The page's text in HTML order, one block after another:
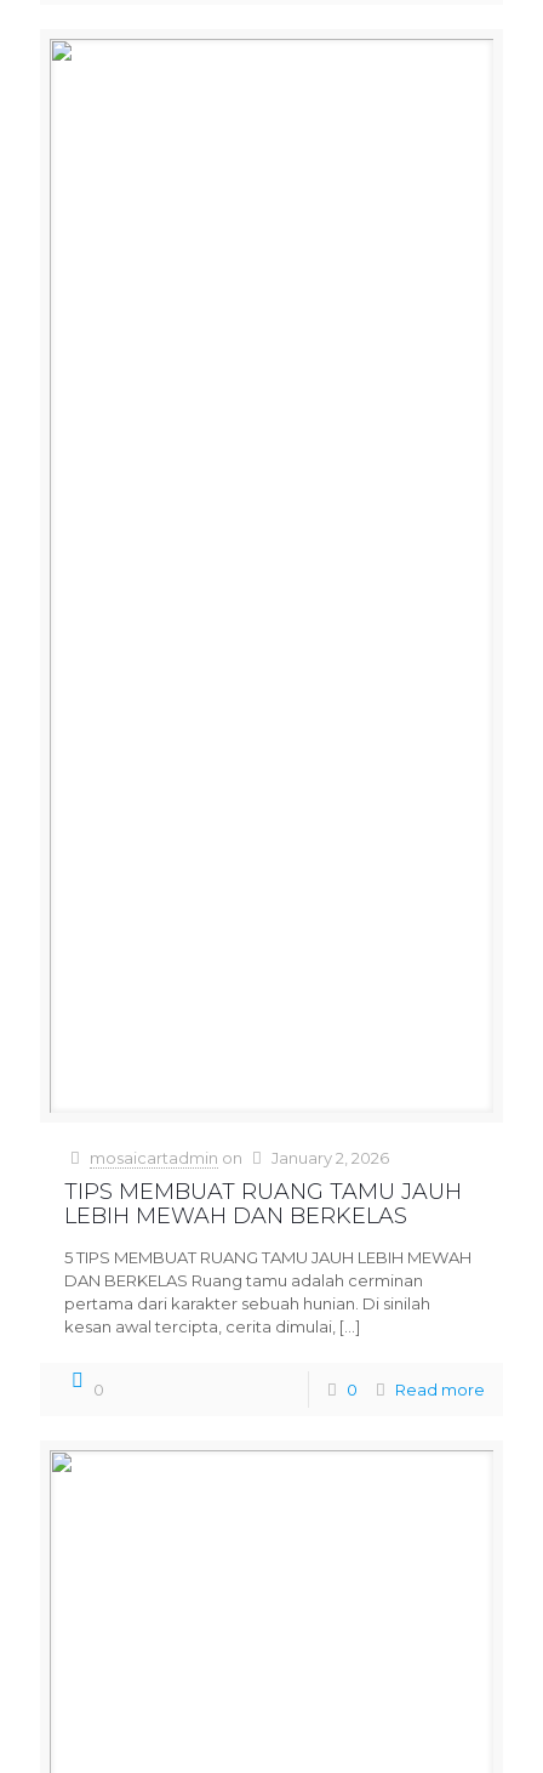
mosaicartadmin on January 2, 2026
TIPS MEMBUAT RUANG TAMU JAUH
LEBIH MEWAH DAN BERKELAS
5 TIPS MEMBUAT RUANG TAMU JAUH LEBIH MEWAH
DAN BERKELAS Ruang tamu adalah cerminan
pertama dari karakter sebuah hunian. Di sinilah
kesan awal tercipta, cerita dimulai, […]
0 0 Read more